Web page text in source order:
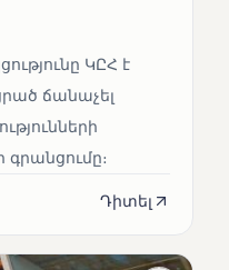
ԿԸՀ է
ճանաչել
Դիտել